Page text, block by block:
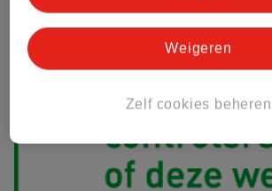
Zelf cookies beheren
Weigeren